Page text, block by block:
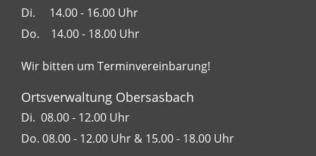
Di. 14.00 - 16.00 Uhr
Do. 14.00 - 18.00 Uhr
Wir bitten um Terminvereinbarung!
Ortsverwaltung Obersasbach
Di. 08.00 - 12.00 Uhr
Do. 08.00 - 12.00 Uhr & 15.00 - 18.00 Uhr